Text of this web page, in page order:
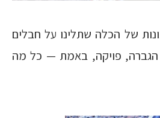
של הכלה שתלינו על חבלים
פויקה, באמת — כל מה